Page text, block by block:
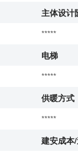
主体设计
*****
电梯
*****
供暖方式
*****
建安成本